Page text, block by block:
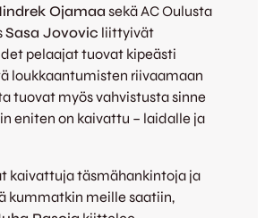
Ojamaa sekä AC Oulusta
Sasa Jovovic liittyivät
pelaajat tuovat kipeästi
loukkaantumisten riivaamaan
tuovat myös vahvistusta sinne
eniten on kaivattu – laidalle ja
kaivattuja täsmähankintoja ja
kummatkin meille saatiin,